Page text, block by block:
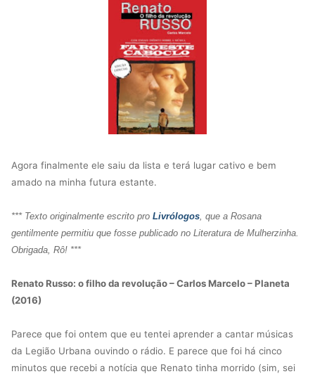
Agora finalmente ele saiu da lista e terá lugar cativo e bem
amado na minha futura estante.
*** Texto originalmente escrito pro Livrólogos , que a Rosana
gentilmente permitiu que fosse publicado no Literatura de Mulherzinha.
Obrigada, Rô! ***
Renato Russo: o filho da revolução – Carlos Marcelo – Planeta
(2016)
Parece que foi ontem que eu tentei aprender a cantar músicas
da Legião Urbana ouvindo o rádio. E parece que foi há cinco
minutos que recebi a notícia que Renato tinha morrido (sim, sei